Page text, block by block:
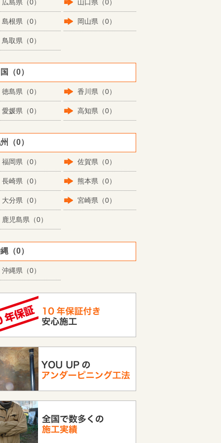
広島県（0） 山口県（0）
島根県（0） 岡山県（0）
鳥取県（0）
（0）
徳島県（0） 香川県（0）
愛媛県（0） 高知県（0）
（0）
福岡県（0） 佐賀県（0）
長崎県（0） 熊本県（0）
大分県（0） 宮崎県（0）
鹿児島県（0）
（0）
沖縄県（0）